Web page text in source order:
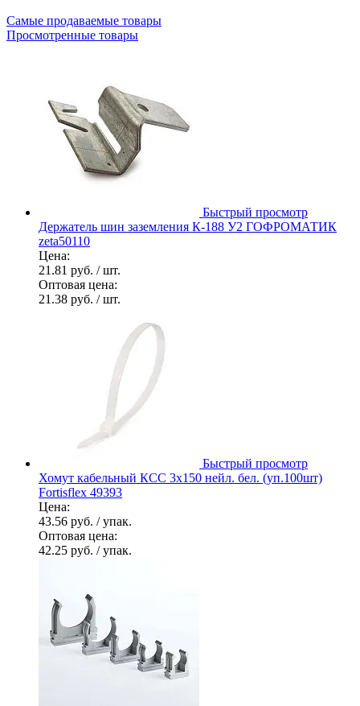
Самые продаваемые товары
Просмотренные товары
Быстрый просмотр
Держатель шин заземления К-188 У2 ГОФРОМАТИК
zeta50110
Цена:
21.81 руб. / шт.
Оптовая цена:
21.38 руб. / шт.
Быстрый просмотр
Хомут кабельный КСС 3х150 нейл. бел. (уп.100шт)
Fortisflex 49393
Цена:
43.56 руб. / упак.
Оптовая цена:
42.25 руб. / упак.